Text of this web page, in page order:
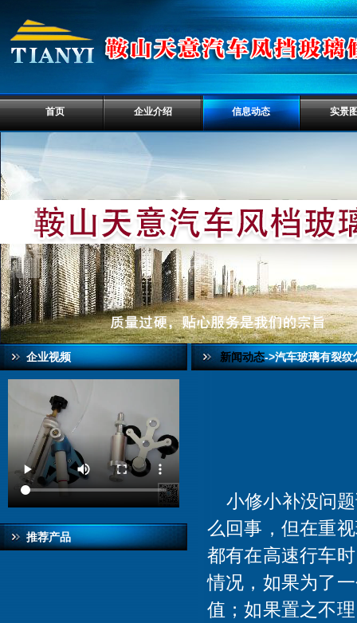
首页 企业介绍 信息动态 实景
企业视频
推荐产品
新闻动态->汽车玻璃有裂纹
小修小补没问
么回事，但在重
都有在高速行车
情况，如果为了
值；如果置之不